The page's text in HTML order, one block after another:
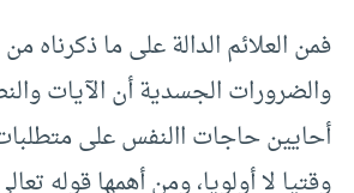
فمن العلائم الدالة على ما ذكرناه
والضرورات الجسدية أن الآيات
أحايين حاجات االنفس على متطلبات
وقتيا لا أولويا، ومن أهمها قوله